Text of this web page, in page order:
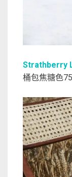
Strathberry
桶包焦糖色